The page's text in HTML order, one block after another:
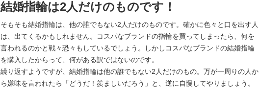
結婚指輪は2人だけのものです！
そもそも結婚指輪は、他の誰でもない2人だけのものです。確かに色々と口を出す人
は、出てくるかもしれません。コスパなブランドの指輪を買ってしまったら、何を
言われるのかと戦々恐々もしているでしょう。しかしコスパなブランドの結婚指輪
を購入したからって、何がある訳ではないのです。
繰り返すようですが、結婚指輪は他の誰でもない2人だけのもの。万が一周りの人か
ら嫌味を言われたら「どうだ！羨ましいだろう」と、逆に自慢してやりましょう。